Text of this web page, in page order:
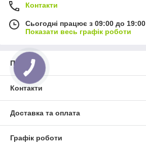
Контакти
Сьогодні працює з 09:00 до 19:00
Показати весь графік роботи
Про нас
Контакти
Доставка та оплата
Графік роботи